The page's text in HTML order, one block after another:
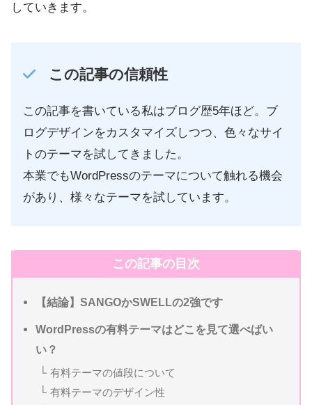
していきます。
この記事の信頼性
この記事を書いている私はブログ歴5年ほど。ブ
ログデザインをカスタマイズしつつ、色々なサイ
トのテーマを試してきました。
本業でもWordPressのテーマについて触れる機会
があり、様々なテーマを試しています。
この記事の目次
【結論】SANGOかSWELLの2強です
WordPressの有料テーマはどこを見て選べばい
い？
有料テーマの値段について
有料テーマのデザイン性